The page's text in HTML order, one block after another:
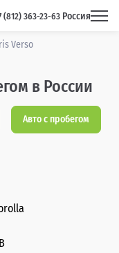
(812) 363-23-63 Россия
Verso
в России
Авто с пробегом